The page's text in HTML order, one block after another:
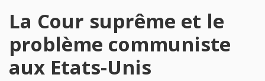
La Cour suprême et le
problème communiste
aux Etats-Unis